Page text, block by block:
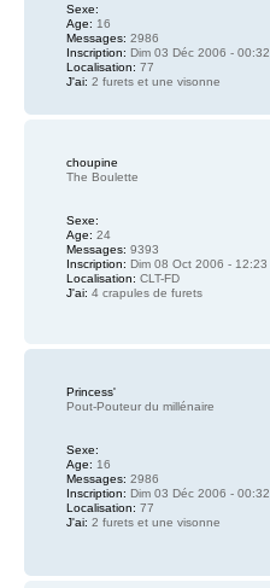
Sexe:
Age: 16
Messages: 2986
Inscription: Dim 03 Déc 2006 - 00:32
Localisation: 77
J'ai: 2 furets et une visonne
choupine
The Boulette
Sexe:
Age: 24
Messages: 9393
Inscription: Dim 08 Oct 2006 - 12:23
Localisation: CLT-FD
J'ai: 4 crapules de furets
Princess'
Pout-Pouteur du millénaire
Sexe:
Age: 16
Messages: 2986
Inscription: Dim 03 Déc 2006 - 00:32
Localisation: 77
J'ai: 2 furets et une visonne